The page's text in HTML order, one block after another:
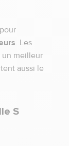
. Les
meilleur
aussi le
S